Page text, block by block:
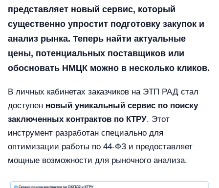
представляет новый сервис, который
существенно упростит подготовку закупок и
анализ рынка. Теперь найти актуальные
цены, потенциальных поставщиков или
обосновать НМЦК можно в несколько кликов.
В личных кабинетах заказчиков на ЭТП РАД стал
доступен новый уникальный сервис по поиску
заключенных контрактов по КТРУ. Этот
инструмент разработан специально для
оптимизации работы по 44-ФЗ и предоставляет
мощные возможности для рыночного анализа.